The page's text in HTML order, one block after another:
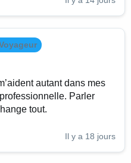
autant dans mes
Parler
tout.
Il y a 18 jours